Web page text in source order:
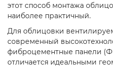
этот способ монтажа
наиболее практичный.
Для облицовки
современный
фиброцементные панели
отличается идеальными